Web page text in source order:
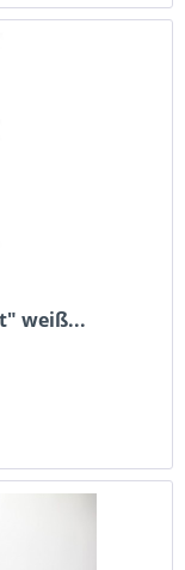
weiß...